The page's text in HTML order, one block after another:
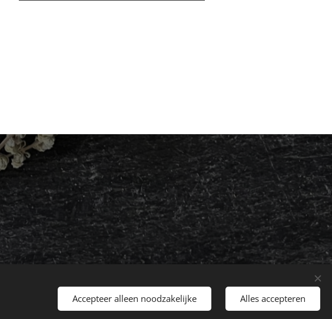
Accepteer alleen noodzakelijke Alles accepteren